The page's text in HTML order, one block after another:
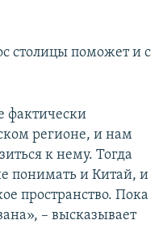
столицы поможет и с
фактически
регионе, и нам
к нему. Тогда
понимать и Китай, и
пространство. Пока
– высказывает